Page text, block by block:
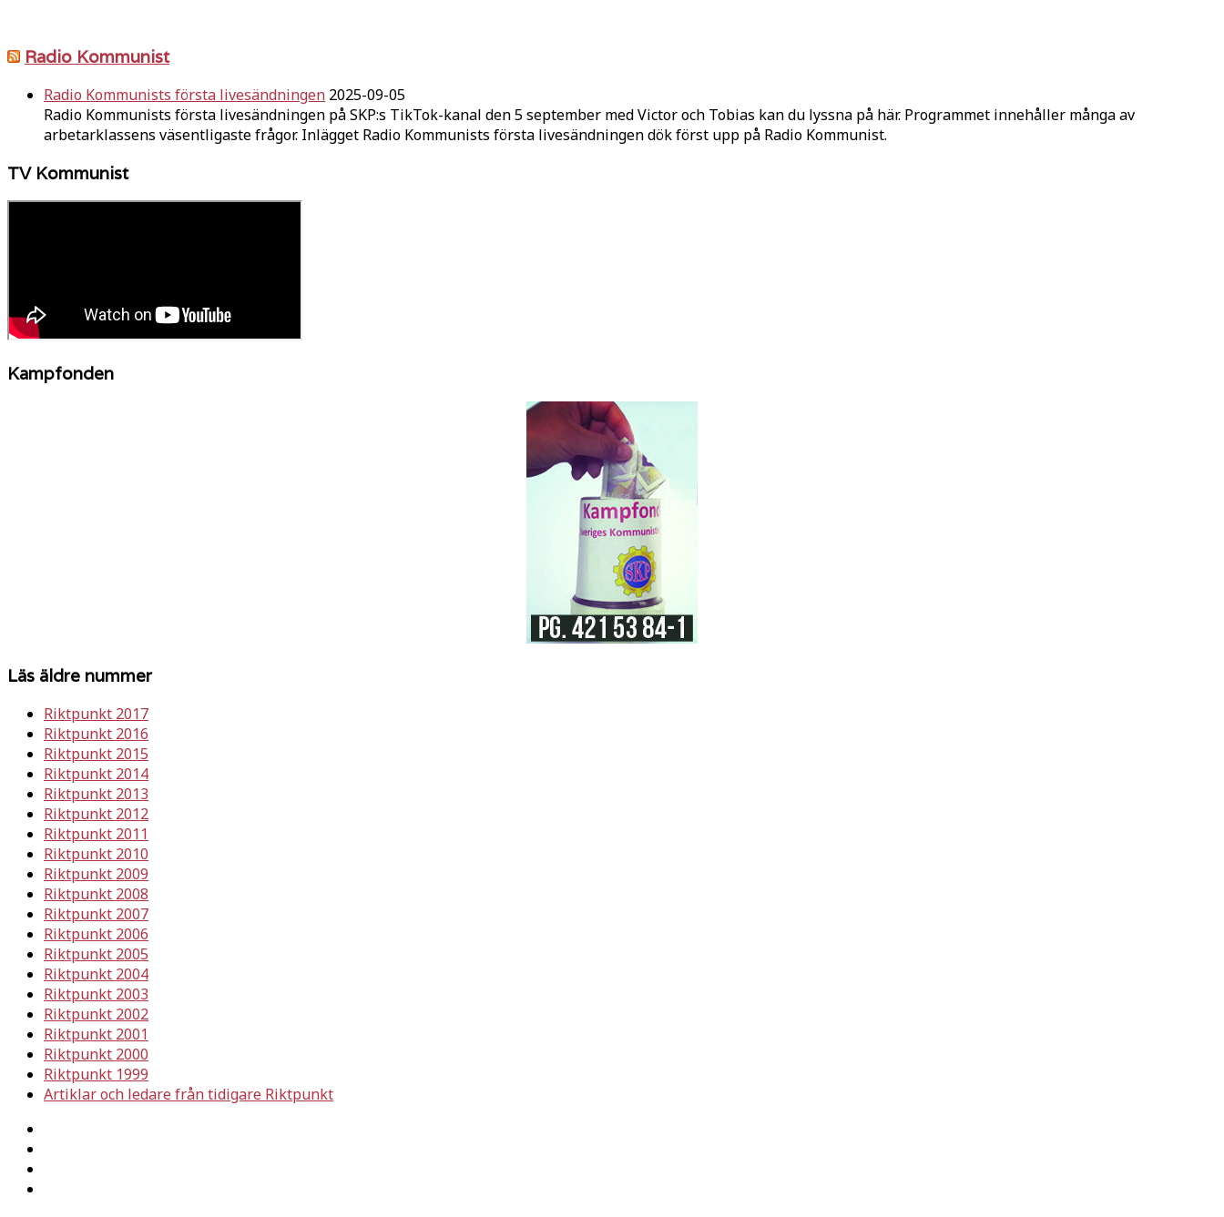
Radio Kommunist
Radio Kommunists första livesändningen 2025-09-05
Radio Kommunists första livesändningen på SKP:s TikTok-kanal den 5 september med Victor och Tobias kan du lyssna på här. Programmet innehåller många av
arbetarklassens väsentligaste frågor. Inlägget Radio Kommunists första livesändningen dök först upp på Radio Kommunist.
TV Kommunist
Kampfonden
Läs äldre nummer
Riktpunkt 2017
Riktpunkt 2016
Riktpunkt 2015
Riktpunkt 2014
Riktpunkt 2013
Riktpunkt 2012
Riktpunkt 2011
Riktpunkt 2010
Riktpunkt 2009
Riktpunkt 2008
Riktpunkt 2007
Riktpunkt 2006
Riktpunkt 2005
Riktpunkt 2004
Riktpunkt 2003
Riktpunkt 2002
Riktpunkt 2001
Riktpunkt 2000
Riktpunkt 1999
Artiklar och ledare från tidigare Riktpunkt